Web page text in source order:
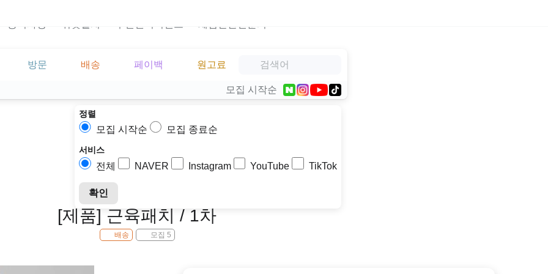
방문 배송 페이백 원고료
모집 시작순
정렬
모집 시작순 모집 종료순
서비스
전체 NAVER Instagram YouTube TikTok
확인
[제품] 근육패치 / 1차
배송 모집 5